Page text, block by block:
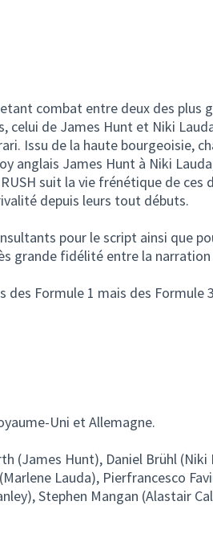
combat entre deux des plus
celui de James Hunt et Niki
Issu de la haute bourgeoisie,
anglais James Hunt à Niki
suit la vie frénétique de ces
depuis leurs tout débuts.
pour le script ainsi que
grande fidélité entre la
des Formule 1 mais des Formule
Uni et Allemagne.
(James Hunt), Daniel Brühl (Niki
Lauda), Pierfrancesco
Stephen Mangan (Alastair